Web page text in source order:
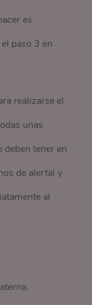
es
paso 3 en
realizarse el
unas
deben tener en
de alerta! y
al